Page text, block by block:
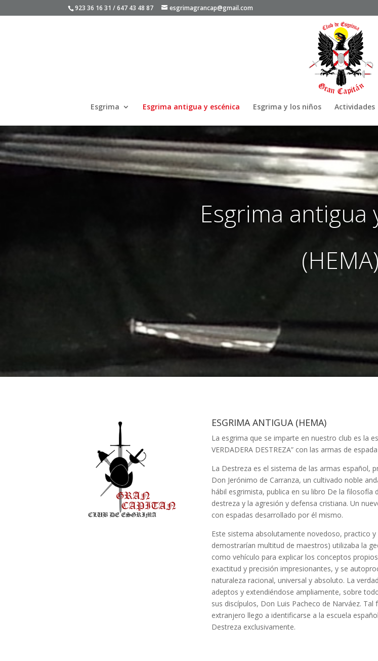
923 36 16 31 / 647 43 48 87 esgrimagrancap@gmail.com
Esgrima Esgrima antigua y escénica Esgrima y los niños Actividades
Esgrima antigua
(HEMA)
ESGRIMA ANTIGUA (HEMA)
La esgrima que se imparte en nuestro club es la
VERDADERA DESTREZA” con las armas de
La Destreza es el sistema de las armas español,
Don Jerónimo de Carranza, un cultivado noble
hábil esgrimista, publica en su libro De la filosofía
destreza y la agresión y defensa cristiana. Un
con espadas desarrollado por él mismo.
Este sistema absolutamente novedoso, practico
demostrarían multitud de maestros) utilizaba la
como vehículo para explicar los conceptos
exactitud y precisión impresionantes, y se
naturaleza racional, universal y absoluto. La
adeptos y extendiéndose ampliamente, sobre
sus discípulos, Don Luis Pacheco de Narváez. Tal
extranjero llego a identificarse a la escuela
Destreza exclusivamente.